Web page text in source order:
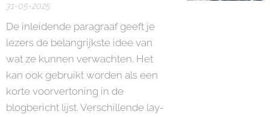
31-05-2025
De inleidende paragraaf geeft je
lezers de belangrijkste idee van
wat ze kunnen verwachten. Het
kan ook gebruikt worden als een
korte voorvertoning in de
blogbericht lijst. Verschillende lay-